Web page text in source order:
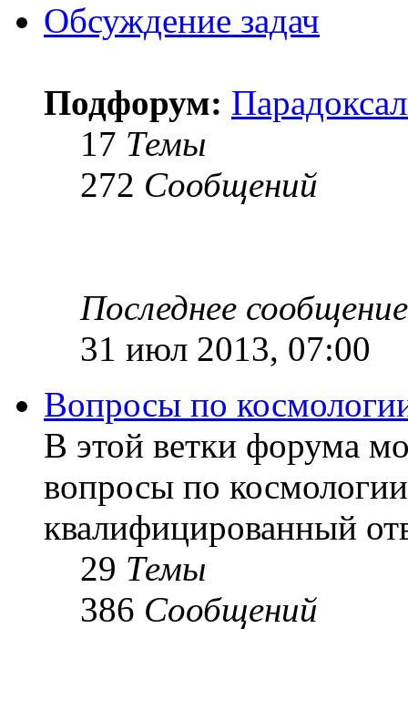
Обсуждение задач
Подфорум:
17 Темы
272 Сообщений
Последнее сообщение
31 июл 2013, 07:00
Вопросы по
В этой ветки форума
вопросы по
квалифицированный
29 Темы
386 Сообщений